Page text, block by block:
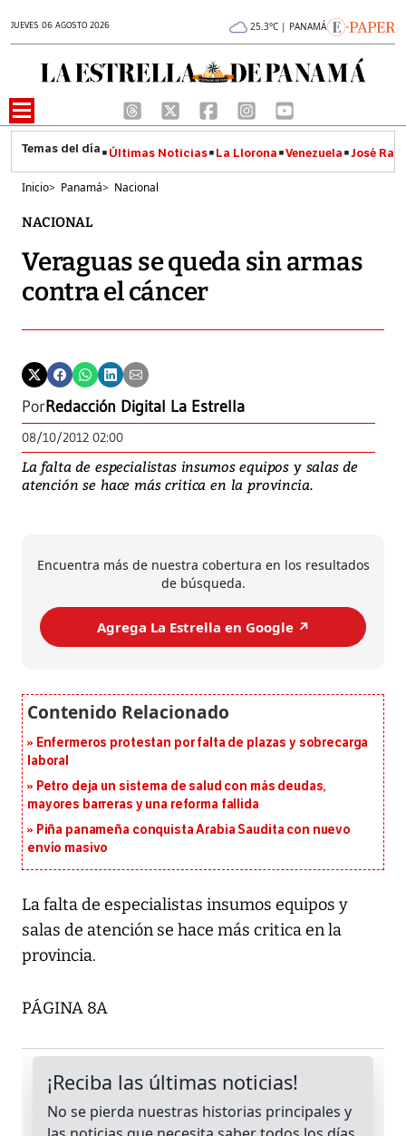
JUEVES 06 AGOSTO 2026 25.3°C | PANAMÁ
Últimas Noticias La Llorona Venezuela José
Inicio> Panamá> Nacional
NACIONAL
Veraguas se queda sin armas
contra el cáncer
PorRedacción Digital La Estrella
08/10/2012 02:00
La falta de especialistas insumos equipos y salas de
atención se hace más critica en la provincia.
Encuentra más de nuestra cobertura en los resultados
de búsqueda.
Agrega La Estrella en Google ↗️
Enfermeros protestan por falta de plazas y sobrecarga
laboral
Petro deja un sistema de salud con más deudas,
mayores barreras y una reforma fallida
Piña panameña conquista Arabia Saudita con nuevo
envío masivo
La falta de especialistas insumos equipos y
salas de atención se hace más critica en la
provincia.
PÁGINA 8A